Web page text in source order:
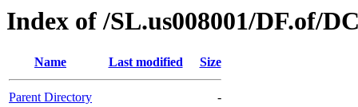
Index of /SL.us008001/DF.of/
Name Last modified Size
Parent Directory
-